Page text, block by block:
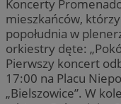
Koncerty
mieszkańców,
popołudnia w
orkiestry dęte:
Pierwszy koncert
17:00 na Placu
„Bielszowice”. W